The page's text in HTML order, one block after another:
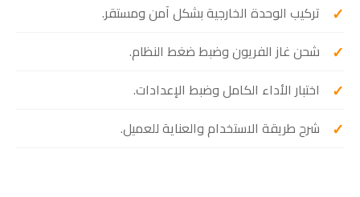
تركيب الوحدة الخارجية بشكل آمن ومستقر.
شحن غاز الفريون وضبط ضغط النظام.
اختبار الأداء الكامل وضبط الإعدادات.
شرح طريقة الاستخدام والعناية للعميل.